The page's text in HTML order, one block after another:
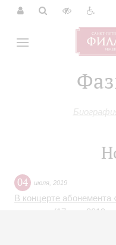
04 июля 2019
В концерте абонемента
оркестр» (17 мая 2019